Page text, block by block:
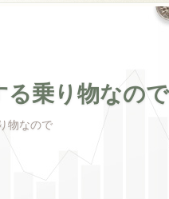
る乗り物なので
物なので